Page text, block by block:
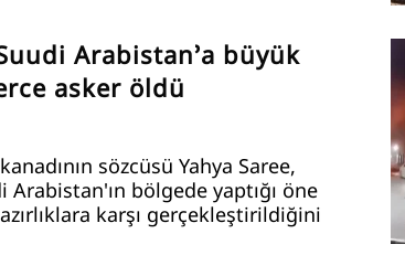
Arabistan’a büyük
asker öldü
sözcüsü Yahya Saree,
Arabistan'ın bölgede yaptığı öne
karşı gerçekleştirildiğini